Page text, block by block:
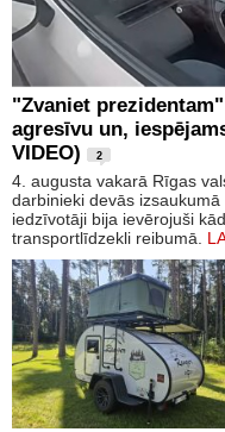
"Zvaniet
agresīvu un,
VIDEO)
2
4. augusta vakarā Rīgas
darbinieki devās
iedzīvotāji bija ievērojuši
transportlīdzekli reibumā.